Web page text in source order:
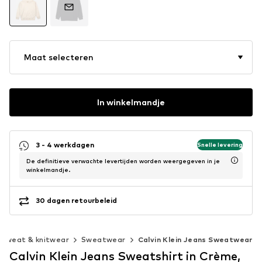
Maat selecteren
In winkelmandje
3 - 4 werkdagen Snelle levering
De definitieve verwachte levertijden worden weergegeven in je
winkelmandje.
30 dagen retourbeleid
Sweat & knitwear Sweatwear Calvin Klein Jeans Sweatwear
Calvin Klein Jeans Sweatshirt in Crème,